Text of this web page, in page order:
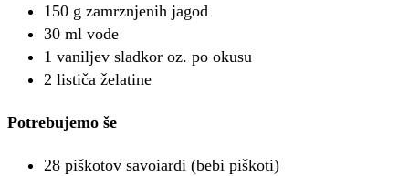
150 g zamrznjenih jagod
30 ml vode
1 vaniljev sladkor oz. po okusu
2 lističa želatine
Potrebujemo še
28 piškotov savoiardi (bebi piškoti)